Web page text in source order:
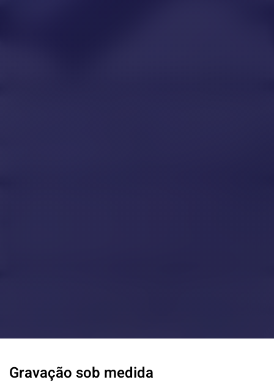
Gravação sob medida